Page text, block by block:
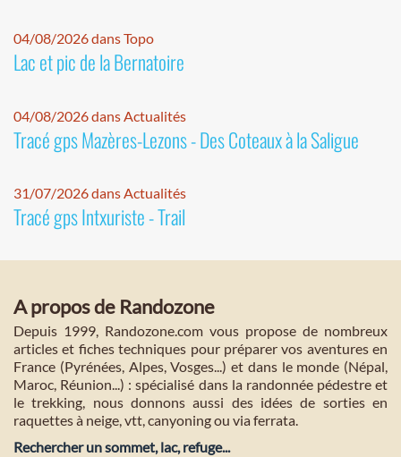
04/08/2026 dans Topo
Lac et pic de la Bernatoire
04/08/2026 dans Actualités
Tracé gps Mazères-Lezons - Des Coteaux à la Saligue
31/07/2026 dans Actualités
Tracé gps Intxuriste - Trail
A propos de Randozone
Depuis 1999, Randozone.com vous propose de nombreux
articles et fiches techniques pour préparer vos aventures en
France (Pyrénées, Alpes, Vosges...) et dans le monde (Népal,
Maroc, Réunion...) : spécialisé dans la randonnée pédestre et
le trekking, nous donnons aussi des idées de sorties en
raquettes à neige, vtt, canyoning ou via ferrata.
Rechercher un sommet, lac, refuge...